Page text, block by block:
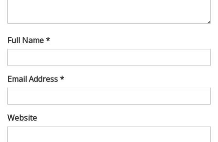
Full Name *
Email Address *
Website